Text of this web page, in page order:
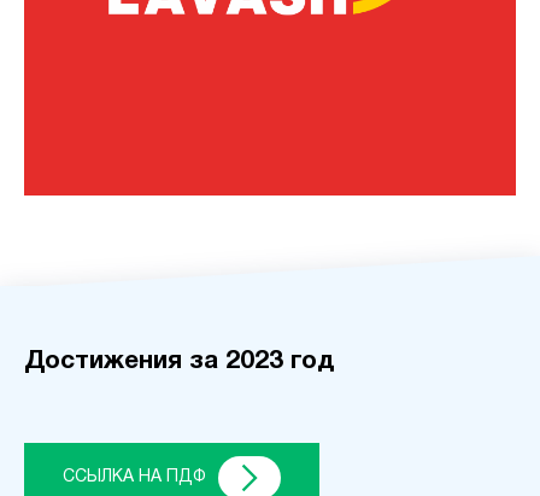
Достижения за 2023 год
ССЫЛКА НА ПДФ